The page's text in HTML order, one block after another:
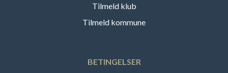
Tilmeld klub
Tilmeld kommune
BETINGELSER